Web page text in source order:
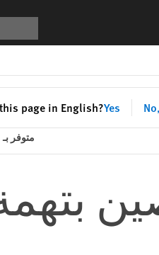
page in English?Yes
متوفر بـ